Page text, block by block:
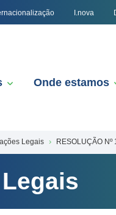
I.nova
Onde estamos
Legais RESOLUÇÃO